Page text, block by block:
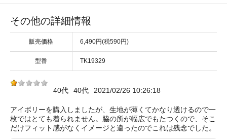
その他の詳細情報
販売価格 6,490円(税590円)
型番 TK19329
40代 40代 2021/02/26 10:26:18
アイボリーを購入しましたが、生地が薄くてかなり透けるので一
枚ではとても着られません。脇の所が幅広でもたつくので、そこ
だけフィット感がなくイメージと違ったのでこれは残念でした。